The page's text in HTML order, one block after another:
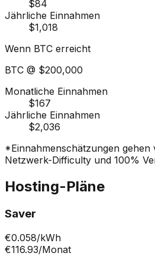
$84
Jährliche Einnahmen
$1,018
Wenn BTC erreicht
BTC @ $200,000
Monatliche Einnahmen
$167
Jährliche Einnahmen
$2,036
*Einnahmenschätzungen gehen
Netzwerk-Difficulty und 100%
Hosting-Pläne
Saver
€0.058/kWh
€116.93/Monat